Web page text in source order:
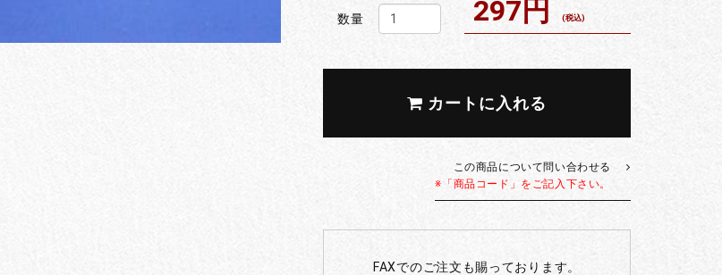
数量 297円 (税込)
カートに入れる
この商品について問い合わせる
※「商品コード」をご記入下さい。
FAXでのご注文も賜っております。